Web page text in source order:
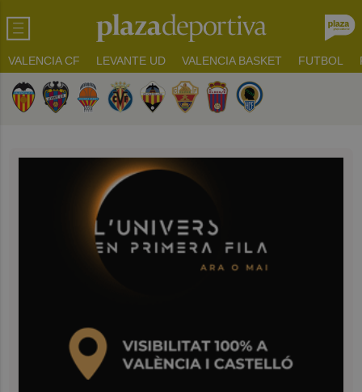
VALENCIA CF LEVANTE UD VALENCIA BASKET FUTBOL